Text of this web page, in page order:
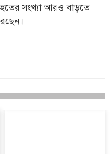
সংখ্যা আরও বাড়তে